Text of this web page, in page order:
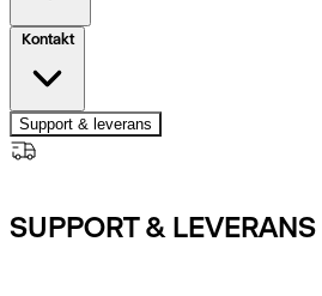
Kontakt
Support & leverans
SUPPORT & LEVERANS